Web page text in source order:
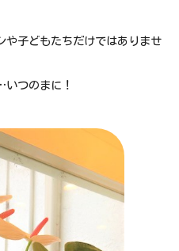
や子どもたちだけではありませ
つのまに！